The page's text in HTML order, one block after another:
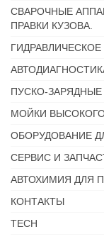
СВАРОЧНЫЕ
ПРАВКИ КУЗОВА.
ПУСКО-
МОЙКИ
ОБОРУДОВАНИЕ
СЕРВИС И
АВТОХИМИЯ ДЛЯ
КОНТАКТЫ
TECH